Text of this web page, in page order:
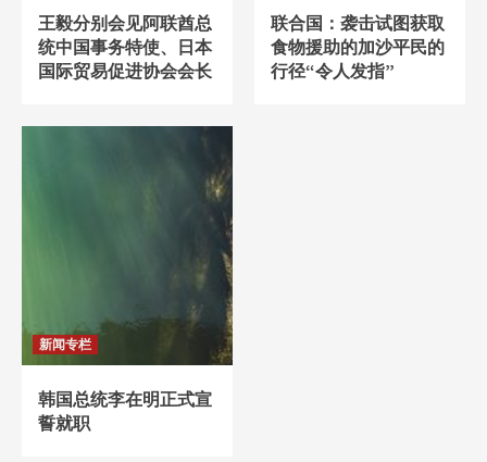
王毅分别会见阿联酋总
统中国事务特使、日本
国际贸易促进协会会长
联合国：袭击试图获取
食物援助的加沙平民的
行径“令人发指”
新闻专栏
韩国总统李在明正式宣
誓就职